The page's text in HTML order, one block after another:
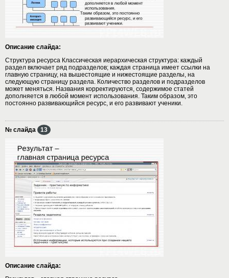
Описание слайда:
Структура ресурса Классическая иерархическая структура: каждый
раздел включает ряд подразделов; каждая страница имеет ссылки на
главную страницу, на вышестоящие и нижестоящие разделы, на
следующую страницу раздела. Количество разделов и подразделов
может меняться. Названия корректируются, содержимое статей
дополняется в любой момент использования. Таким образом, это
постоянно развивающийся ресурс, и его развивают ученики.
№ слайда 13
Описание слайда: